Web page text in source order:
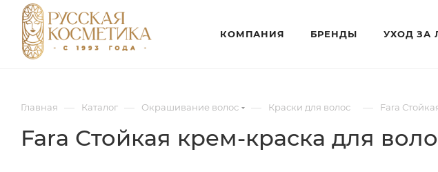
КОМПАНИЯ БРЕНДЫ УХОД ЗА
Главная — Каталог — Окрашивание волос — Краски для волос — Fara
Fara Стойкая крем-краска для